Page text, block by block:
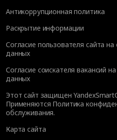
Антикоррупционная политика
Раскрытие информации
Согласие пользователя сайта
данных
Согласие соискателя вакансий
данных
Этот сайт защищен
Применяются Политика
обслуживания.
Карта сайта